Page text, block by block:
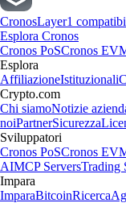
CronosLayer1
Esplora Cronos
Cronos PoSCronos
Esplora
AffiliazioneIstituzionali
Crypto.com
Chi siamoNotizie
noiPartnerSicurezza
Sviluppatori
Cronos PoSCronos
AIMCP ServersTrading
Impara
ImparaBitcoinRicerca